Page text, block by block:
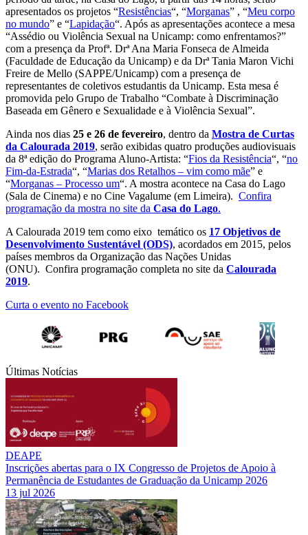
apresentados os projetos “Resistências“, “Morganas” , “Meu corpo
no mundo” e “Lapidação“. Após as apresentações acontece a mesa
“Assédio ou Violência Sexual na Unicamp: como enfrentamos?”
com a presença da Profª. Drª Ana Maria Fonseca de Almeida
(Faculdade de Educação da Unicamp) e da Drª Tania Maron Vichi
Freire de Mello (SAPPE/Unicamp) com a presença de
representantes de coletivos estudantis da Unicamp. Esta mesa é
promovida pelo Grupo de Trabalho “Combate à Discriminação
Baseada em Gênero e Sexualidade e à Violência Sexual”.
Ainda nos dias 25 e 26 de fevereiro, dentro da Mostra de Curtas
da Calourada 2019, serão exibidas quatro produções audiovisuais
da 8ª edição do Programa Aluno-Artista: “Fios da Resistência“, “no
Fim-da-Estrada“, “Marias dos Retalhos – vim como mãe” e
“Morganas – Processo um“. A mostra acontece na Casa do Lago
(Sala de Cinema) e no Cine Vagalume (em Limeira). Confira
programação da mostra no site da Casa do Lago.
A Calourada 2019 tem como eixo temático os 17 Objetivos de
Desenvolvimento Sustentável (ODS), acordados em 2015, pelos
países membros da Organização das Nações Unidas
(ONU). Confira programação completa no site da Calourada
2019.
Curta o evento no Facebook
Últimas Notícias
DEAPE
Inscrições abertas para o IX Congresso de Projetos de Apoio à
Permanência de Estudantes de Graduação da Unicamp 2026
13 jul 2026